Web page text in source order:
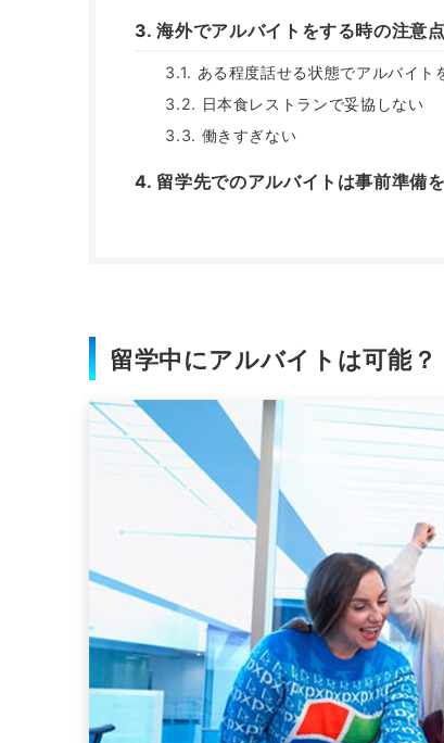
海外でアルバイトをする時の注意点
ある程度話せる状態でアルバイト
日本食レストランで妥協しない
働きすぎない
留学先でのアルバイトは事前準備を
留学中にアルバイトは可能？